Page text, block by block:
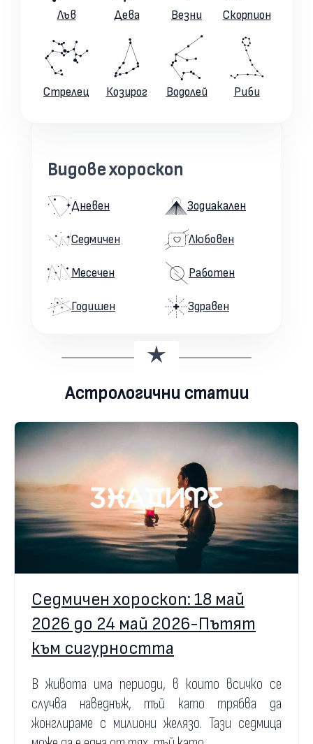
Лъв Дева Везни Скорпион
Стрелец Козирог Водолей Риби
Видове хороскоп
Дневен
Седмичен
Месечен
Годишен
Зодиакален
Любовен
Работен
Здравен
Астрологични статии
Седмичен хороскоп: 18 май
2026 до 24 май 2026-Пътят
към сигурността
В живота има периоди, в които всичко се
случва наведнъж, тъй като трябва да
жонглираме с милиони желязо. Тази седмица